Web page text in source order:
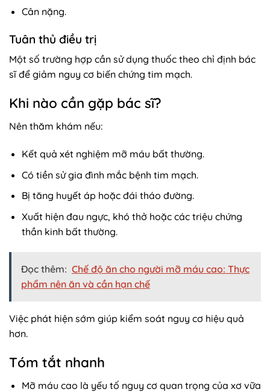
Cân nặng.
Tuân thủ điều trị
Một số trường hợp cần sử dụng thuốc theo chỉ định bác
sĩ để giảm nguy cơ biến chứng tim mạch.
Khi nào cần gặp bác sĩ?
Nên thăm khám nếu:
Kết quả xét nghiệm mỡ máu bất thường.
Có tiền sử gia đình mắc bệnh tim mạch.
Bị tăng huyết áp hoặc đái tháo đường.
Xuất hiện đau ngực, khó thở hoặc các triệu chứng
thần kinh bất thường.
Đọc thêm: Chế độ ăn cho người mỡ máu cao: Thực
phẩm nên ăn và cần hạn chế
Việc phát hiện sớm giúp kiểm soát nguy cơ hiệu quả
hơn.
Tóm tắt nhanh
Mỡ máu cao là yếu tố nguy cơ quan trọng của xơ vữa